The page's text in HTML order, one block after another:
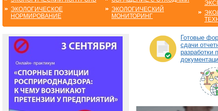
ЭКОЛОГИЧЕСКОЕ
НОРМИРОВАНИЕ
ЭКОЛОГИЧЕСКИЙ
МОНИТОРИНГ
Готовые
сдачи
разработки